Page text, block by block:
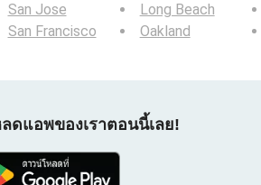
San Jose
San Francisco
Long Beach
Oakland
ดแอพของเราตอนนี้เลย!